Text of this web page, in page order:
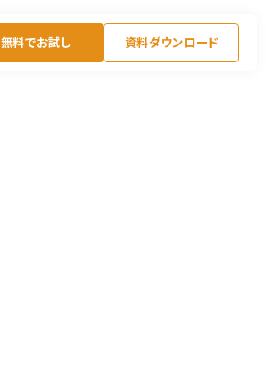
無料でお試し 資料ダウンロード